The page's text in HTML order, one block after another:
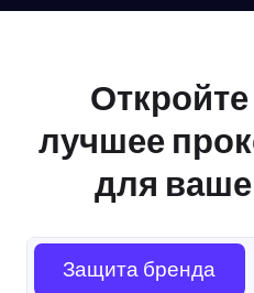
лучшее
для
Защита бренда